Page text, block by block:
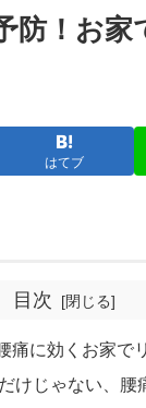
防！お
はてブ
目次
痛に効くお家で
けじゃない、腰